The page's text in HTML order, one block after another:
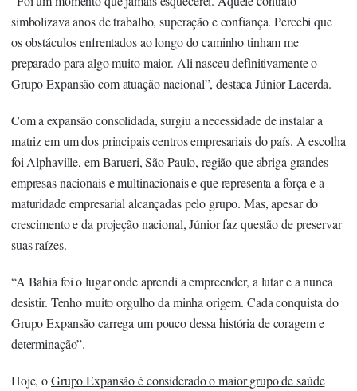
simbolizava anos de trabalho, superação e confiança. Percebi que
os obstáculos enfrentados ao longo do caminho tinham me
preparado para algo muito maior. Ali nasceu definitivamente o
Grupo Expansão com atuação nacional”, destaca Júnior Lacerda.
Com a expansão consolidada, surgiu a necessidade de instalar a
matriz em um dos principais centros empresariais do país. A escolha
foi Alphaville, em Barueri, São Paulo, região que abriga grandes
empresas nacionais e multinacionais e que representa a força e a
maturidade empresarial alcançadas pelo grupo. Mas, apesar do
crescimento e da projeção nacional, Júnior faz questão de preservar
suas raízes.
“A Bahia foi o lugar onde aprendi a empreender, a lutar e a nunca
desistir. Tenho muito orgulho da minha origem. Cada conquista do
Grupo Expansão carrega um pouco dessa história de coragem e
determinação”.
Hoje, oGrupo Expansão é considerado o maior grupo de saúde